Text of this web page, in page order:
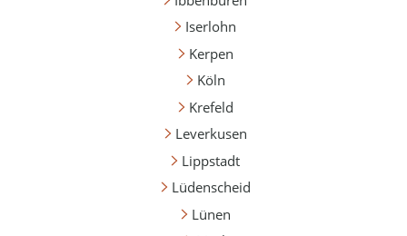
Iserlohn
Kerpen
Köln
Krefeld
Leverkusen
Lippstadt
Lüdenscheid
Lünen